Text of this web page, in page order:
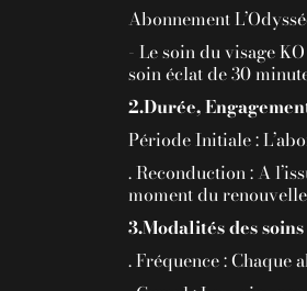
Abonnement
- Le soin du visage
soin éclat de 30
2.Durée,
Période Initiale :
. Reconduction : A
moment du
3.Modalités des soins
. Fréquence :